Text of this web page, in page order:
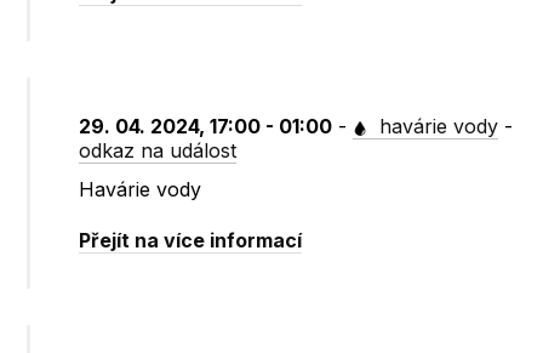
29. 04. 2024, 17:00 - 01:00 - havárie vody -
odkaz na událost
Havárie vody
Přejít na více informací